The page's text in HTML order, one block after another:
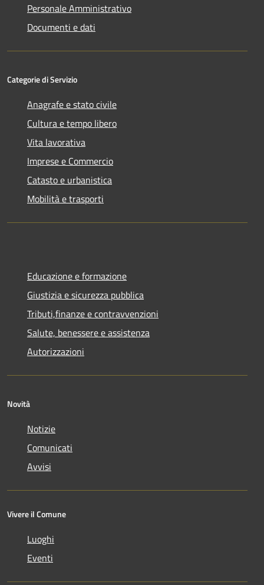
Personale Amministrativo
Documenti e dati
Categorie di Servizio
Anagrafe e stato civile
Cultura e tempo libero
Vita lavorativa
Imprese e Commercio
Catasto e urbanistica
Mobilità e trasporti
Educazione e formazione
Giustizia e sicurezza pubblica
Tributi,finanze e contravvenzioni
Salute, benessere e assistenza
Autorizzazioni
Novità
Notizie
Comunicati
Avvisi
Vivere il Comune
Luoghi
Eventi